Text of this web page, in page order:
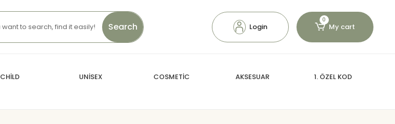
Search Login
0
My cart
CHİLD UNİSEX COSMETİC AKSESUAR 1. ÖZEL KOD